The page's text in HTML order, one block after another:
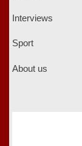
Interviews
Sport
About us